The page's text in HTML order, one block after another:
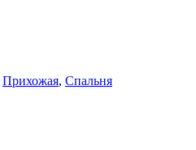
Прихожая, Спальня